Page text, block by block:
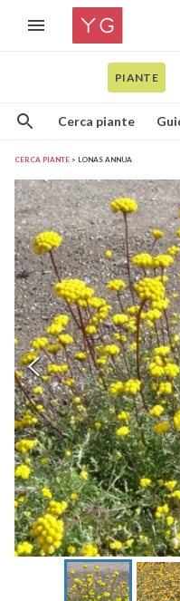
PIANTE
Cerca piante
CERCA PIANTE LONAS ANNUA